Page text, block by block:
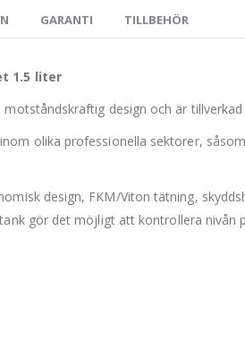
GARANTI TILLBEHÖR
1.5 liter
design och är
olika professionella sektorer,
design, FKM/Viton tätning,
gör det möjligt att kontrollera nivån